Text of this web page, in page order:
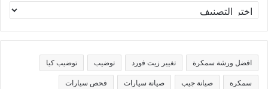
ص
ن
ف
ا
افضل ورشة سمكرة تغيير زيت فورد توضيب توضيب كيا
سمكرة صيانة جيب صيانة سيارات فحص سيارات